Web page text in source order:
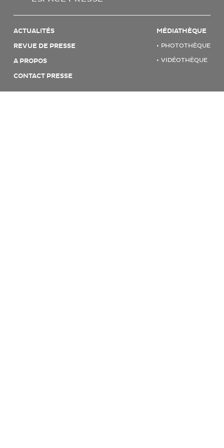
ACTUALITÉS
REVUE DE PRESSE
A PROPOS
CONTACT PRESSE
MÉDIATHÈQUE
PHOTOTHÈQUE
VIDÉOTHÈQUE